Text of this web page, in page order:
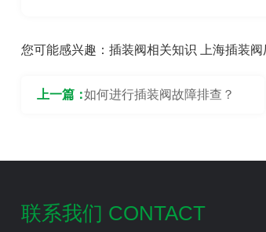
您可能感兴趣： 插装阀相关知识 上海插装
上一篇：如何进行插装阀故障排查？
联系我们 CONTACT